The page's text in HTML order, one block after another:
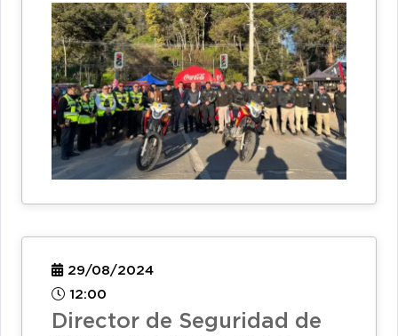
29/08/2024
12:00
Director de Seguridad de